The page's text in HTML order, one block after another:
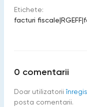
Etichete:
facturi fiscale|RGEFF|
0 comentarii
Doar utilizatorii
posta comentarii.